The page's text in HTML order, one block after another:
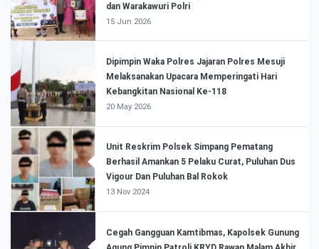
dan Warakawuri Polri
15 Jun 2026
Dipimpin Waka Polres Jajaran Polres Mesuji
Melaksanakan Upacara Memperingati Hari
Kebangkitan Nasional Ke-118
20 May 2026
Unit Reskrim Polsek Simpang Pematang
Berhasil Amankan 5 Pelaku Curat, Puluhan Dus
Vigour Dan Puluhan Bal Rokok
13 Nov 2024
Cegah Gangguan Kamtibmas, Kapolsek Gunung